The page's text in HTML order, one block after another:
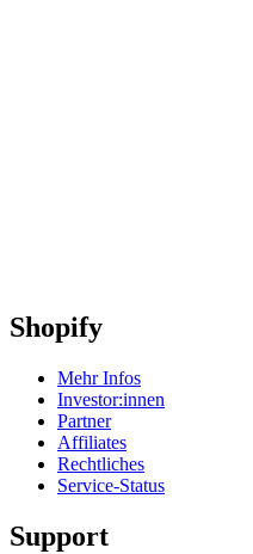
Shopify
Mehr Infos
Investor:innen
Partner
Affiliates
Rechtliches
Service-Status
Support